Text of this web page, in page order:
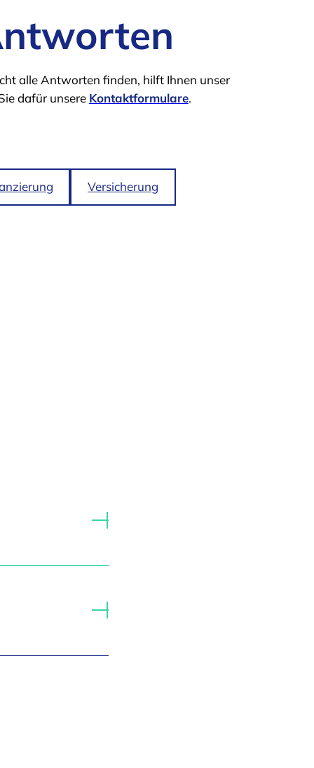
alle Antworten finden, hilft Ihnen unser
dafür unsere Kontaktformulare.
Versicherung